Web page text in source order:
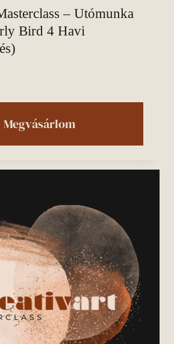
– Utómunka
Bird 4 Havi
Megvásárlom